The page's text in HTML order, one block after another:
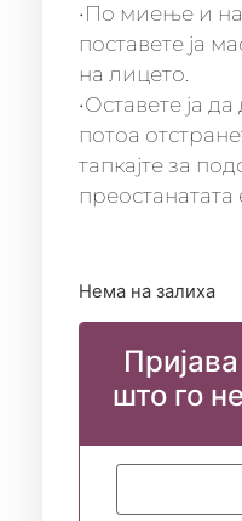
•По миење и
поставете ја
на лицето.
•Оставете ја
потоа
тапкајте за
преостанатата
Нема на залиха
што го